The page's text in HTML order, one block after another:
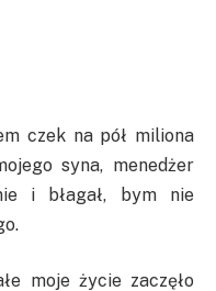
czek na pół miliona
syna, menedżer
i błagał, bym nie
moje życie zaczęło